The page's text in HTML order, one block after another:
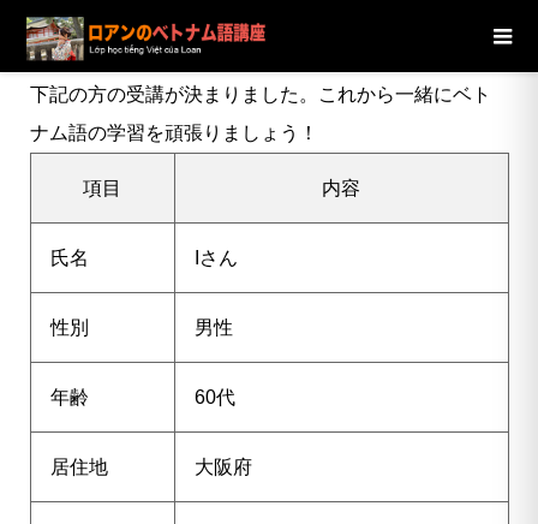
ブログ
ました
下記の方の受講が決まりました。これから一緒にベト
ナム語の学習を頑張りましょう！
項目 内容
氏名 Iさん
性別 男性
年齢 60代
居住地 大阪府